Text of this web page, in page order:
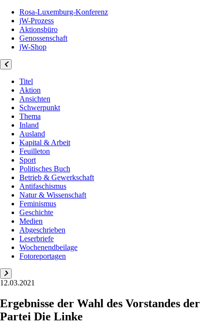
Rosa-Luxemburg-Konferenz
jW-Prozess
Aktionsbüro
Genossenschaft
jW-Shop
Titel
Aktion
Ansichten
Schwerpunkt
Thema
Inland
Ausland
Kapital & Arbeit
Feuilleton
Sport
Politisches Buch
Betrieb & Gewerkschaft
Antifaschismus
Natur & Wissenschaft
Feminismus
Geschichte
Medien
Abgeschrieben
Leserbriefe
Wochenendbeilage
Fotoreportagen
12.03.2021
Ergebnisse der Wahl des Vorstandes der
Partei Die Linke